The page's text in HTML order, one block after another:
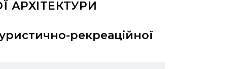
рекреаційної